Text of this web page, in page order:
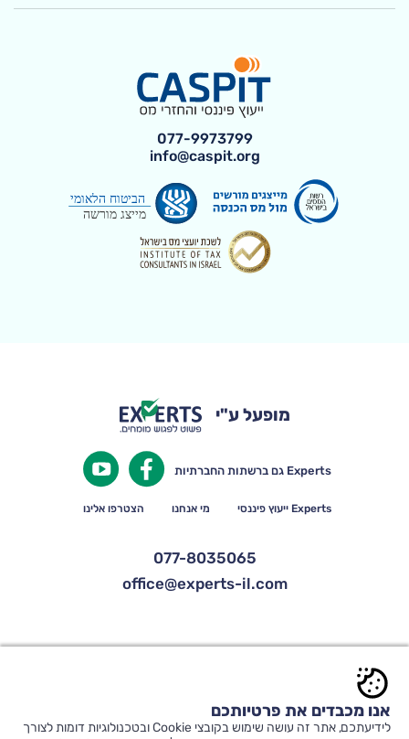
077-9973799
info@caspit.org
מופעל ע"י
Experts גם ברשתות החברתיות
Experts ייעוץ פיננסי מי אנחנו הצטרפו אלינו
077-8035065
office@experts-il.com
© כל הזכויות שמורות ל-Experts |
הצטרפות מומחים
אנו מכבדים את פרטיותכם
לידיעתכם, אתר זה עושה שימוש בקובצי Cookie ובטכנולוגיות דומות לצורך